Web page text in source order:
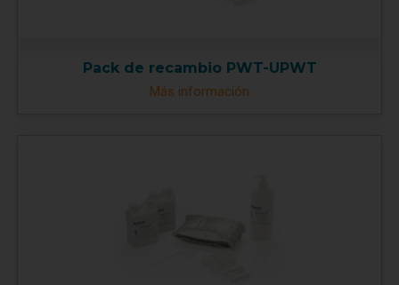
Pack de recambio PWT-UPWT
Más información